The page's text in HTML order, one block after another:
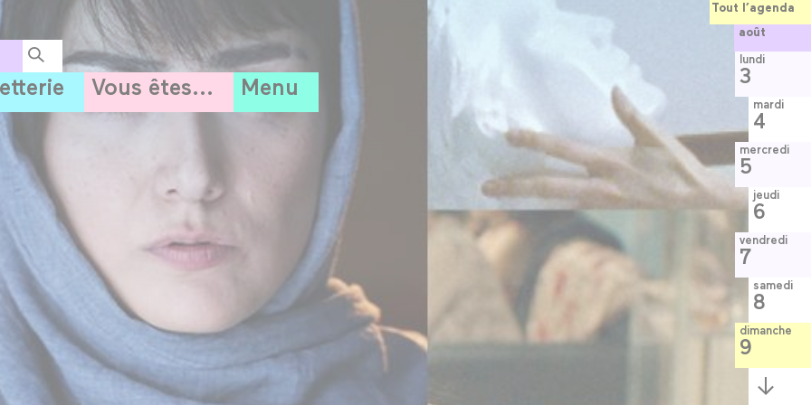
Vous êtes... Menu
Tout l’agenda
août
lundi
3
mardi
4
mercredi
5
jeudi
6
vendredi
7
samedi
8
dimanche
9
Semaine
suivante